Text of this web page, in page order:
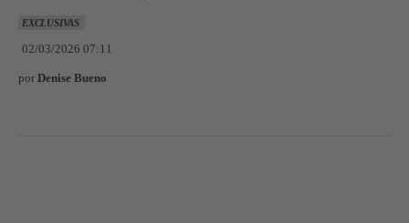
EXCLUSIVAS
02/03/2026 07:11
por Denise Bueno